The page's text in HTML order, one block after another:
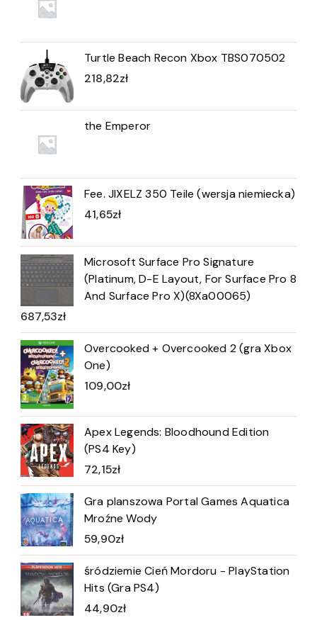
Turtle Beach Recon Xbox TBS070502
218,82zł
the Emperor
Fee. JIXELZ 350 Teile (wersja niemiecka)
41,65zł
Microsoft Surface Pro Signature
(Platinum, D-E Layout, For Surface Pro 8
And Surface Pro X)(8Xa00065)
687,53zł
Overcooked + Overcooked 2 (gra Xbox
One)
109,00zł
Apex Legends: Bloodhound Edition
(PS4 Key)
72,15zł
Gra planszowa Portal Games Aquatica
Mroźne Wody
59,90zł
śródziemie Cień Mordoru - PlayStation
Hits (Gra PS4)
44,90zł